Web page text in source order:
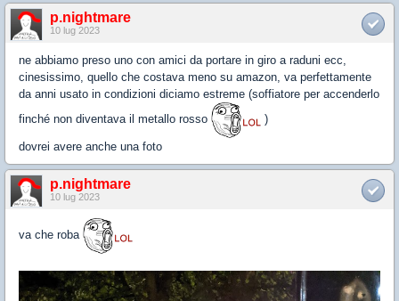
p.nightmare
10 lug 2023
ne abbiamo preso uno con amici da portare in giro a raduni ecc,
cinesissimo, quello che costava meno su amazon, va perfettamente
da anni usato in condizioni diciamo estreme (soffiatore per accenderlo
finché non diventava il metallo rosso
)
dovrei avere anche una foto
p.nightmare
10 lug 2023
va che roba